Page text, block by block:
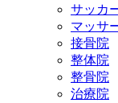
サッカ
マッサ
接骨院
整体院
整骨院
治療院